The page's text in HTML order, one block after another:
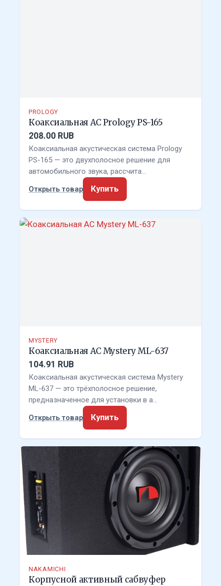
PROLOGY
Коаксиальная АС Prology PS-165
208.00 RUB
Коаксиальная акустическая система Prology
PS-165 — это двухполосное решение для
автомобильного звука, рассчита…
Открыть товар
Купить
MYSTERY
Коаксиальная АС Mystery ML-637
104.91 RUB
Коаксиальная акустическая система Mystery
ML-637 — это трёхполосное решение,
предназначенное для установки в а…
Открыть товар
Купить
NAKAMICHI
Корпусной активный сабвуфер